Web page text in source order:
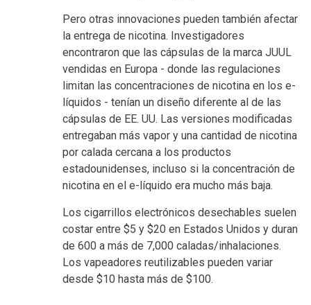
Pero otras innovaciones pueden también afectar
la entrega de nicotina. Investigadores
encontraron que las cápsulas de la marca JUUL
vendidas en Europa - donde las regulaciones
limitan las concentraciones de nicotina en los e-
líquidos - tenían un diseño diferente al de las
cápsulas de EE. UU. Las versiones modificadas
entregaban más vapor y una cantidad de nicotina
por calada cercana a los productos
estadounidenses, incluso si la concentración de
nicotina en el e-líquido era mucho más baja.
Los cigarrillos electrónicos desechables suelen
costar entre $5 y $20 en Estados Unidos y duran
de 600 a más de 7,000 caladas/inhalaciones.
Los vapeadores reutilizables pueden variar
desde $10 hasta más de $100.